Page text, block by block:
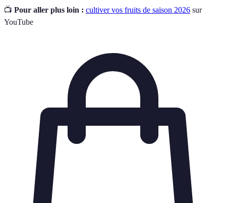
📺 Pour aller plus loin : cultiver vos fruits de saison 2026 sur
YouTube